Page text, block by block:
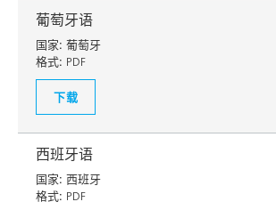
葡萄牙语
国家: 葡萄牙
格式: PDF
下载
西班牙语
国家: 西班牙
格式: PDF